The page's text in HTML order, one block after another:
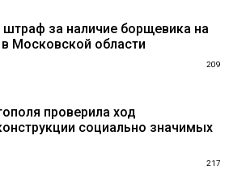
за наличие борщевика на
Московской области
209
проверила ход
социально значимых
217